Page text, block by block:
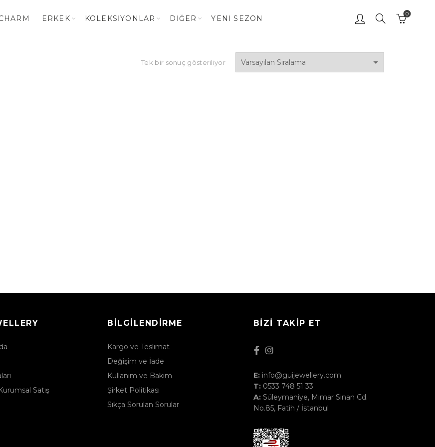
ERKEK KOLEKSIYONLAR DIĞER YENI SEZON
0
Tek bir sonuç gösteriliyor
Satış
BILGILENDIRME
Kargo ve Teslimat
Değişim ve İade
Kullanım ve Bakım
Şirket Politikası
Sıkça Sorulan Sorular
BIZI TAKIP ET
E: info@guijewellery.com
T: 0533 748 51 33
A:Süleymaniye, Mimar Sinan Cd.
No.85, Fatih / İstanbul